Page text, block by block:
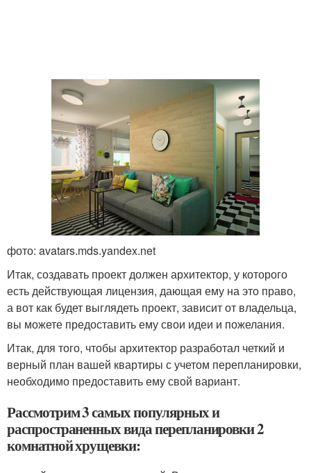
фото: avatars.mds.yandex.net
Итак, создавать проект должен архитектор, у которого
есть действующая лицензия, дающая ему на это право,
а вот как будет выглядеть проект, зависит от владельца,
вы можете предоставить ему свои идеи и пожелания.
Итак, для того, чтобы архитектор разработал четкий и
верный план вашей квартиры с учетом перепланировки,
необходимо предоставить ему свой вариант.
Рассмотрим 3 самых популярных и
распространенных вида перепланировки 2
комнатной хрущевки: